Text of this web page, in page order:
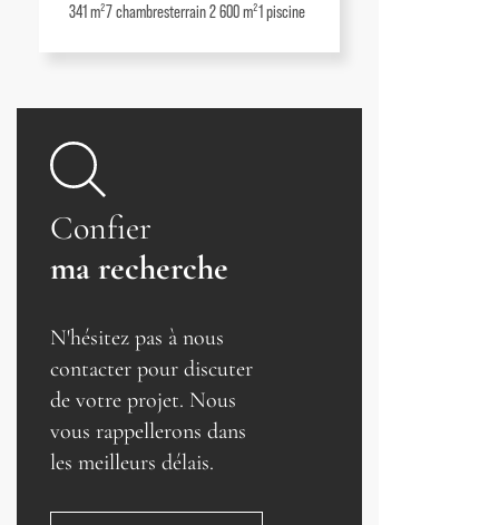
341 m²7chambresterrain 2 600 m²1piscine
Confier
ma recherche
N'hésitez pas à nous
contacter pour discuter
de votre projet. Nous
vous rappellerons dans
les meilleurs délais.